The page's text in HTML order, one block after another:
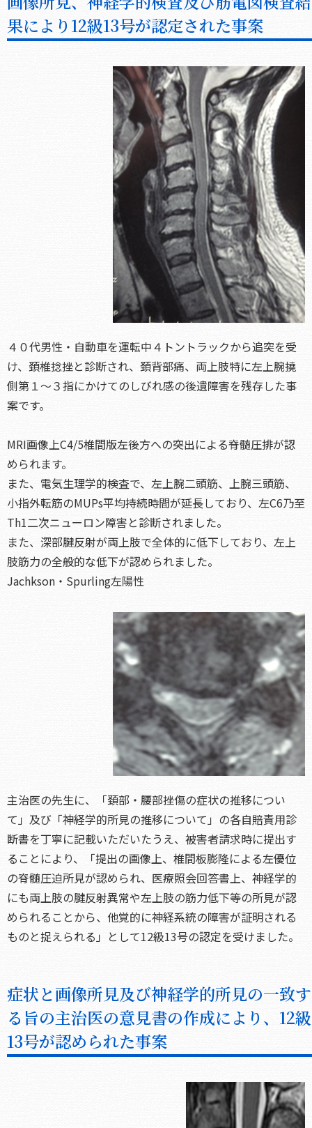
果により12級13号が認定された事案
４０代男性・自動車を運転中４トントラックから追突を受
け、頚椎捻挫と診断され、頚背部痛、両上肢特に左上腕撓
側第１～３指にかけてのしびれ感の後遺障害を残存した事
案です。
MRI画像上C4/5椎間版左後方への突出による脊髄圧排が認
められます。
また、電気生理学的検査で、左上腕二頭筋、上腕三頭筋、
小指外転筋のMUPs平均持続時間が延長しており、左C6乃至
Th1二次ニューロン障害と診断されました。
また、深部腱反射が両上肢で全体的に低下しており、左上
肢筋力の全般的な低下が認められました。
Jachkson・Spurling左陽性
主治医の先生に、「頚部・腰部挫傷の症状の推移につい
て」及び「神経学的所見の推移について」の各自賠責用診
断書を丁寧に記載いただいたうえ、被害者請求時に提出す
ることにより、「提出の画像上、椎間板膨隆による左優位
の脊髄圧迫所見が認められ、医療照会回答書上、神経学的
にも両上肢の腱反射異常や左上肢の筋力低下等の所見が認
められることから、他覚的に神経系統の障害が証明される
ものと捉えられる」として12級13号の認定を受けました。
症状と画像所見及び神経学的所見の一致す
る旨の主治医の意見書の作成により、12級
13号が認められた事案